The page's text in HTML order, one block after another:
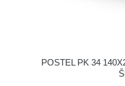
POSTEL PK 34